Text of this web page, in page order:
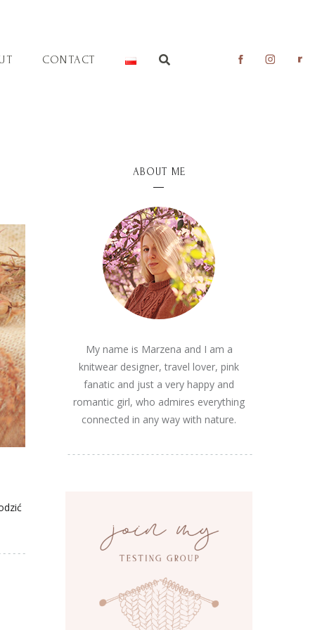
CONTACT
ABOUT ME
My name is Marzena and I am a
knitwear designer, travel lover, pink
fanatic and just a very happy and
romantic girl, who admires everything
connected in any way with nature.